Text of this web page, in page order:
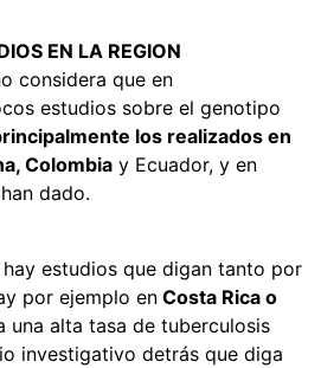
EN LA REGION
considera que en
estudios sobre el genotipo
los realizados en
Colombia y Ecuador, y en
dado.
estudios que digan tanto por
por ejemplo en Costa Rica o
una alta tasa de tuberculosis
investigativo detrás que diga